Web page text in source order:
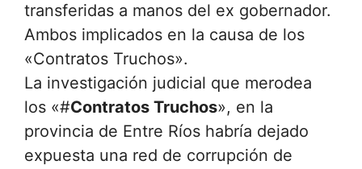
transferidas a manos del ex gobernador.
Ambos implicados en la causa de los
«Contratos Truchos».
La investigación judicial que merodea
los «#Contratos Truchos», en la
provincia de Entre Ríos habría dejado
expuesta una red de corrupción de